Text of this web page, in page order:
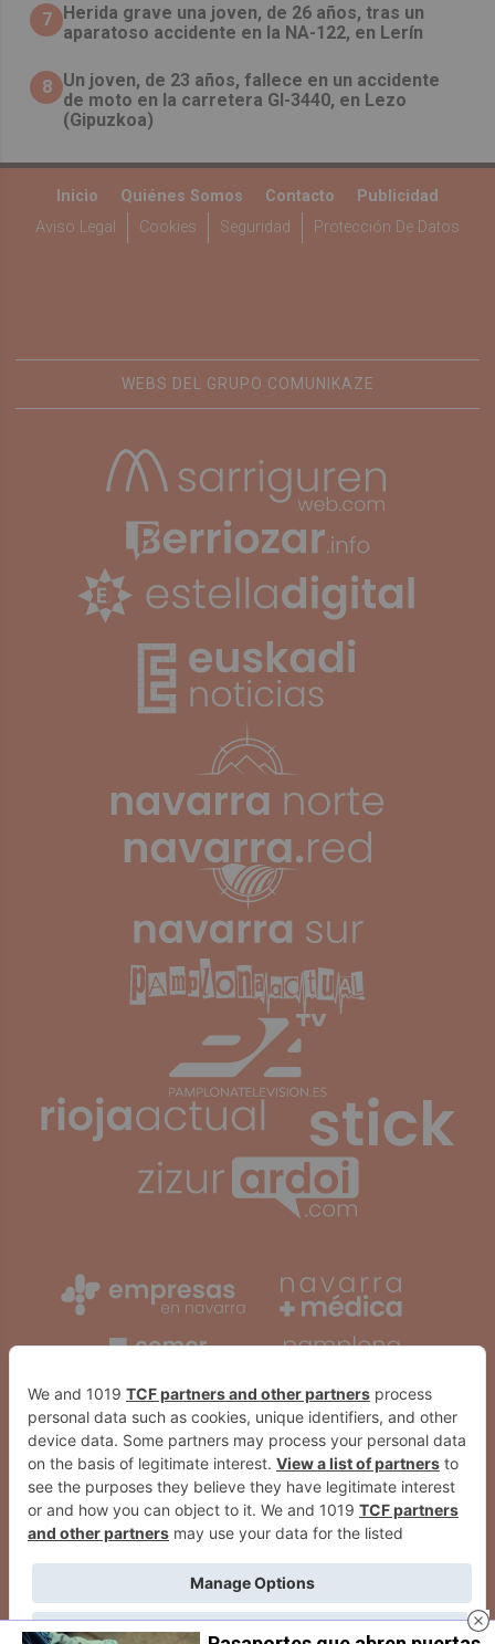
7 Herida grave una joven, de 26 años, tras un
aparatoso accidente en la NA-122, en Lerín
8 Un joven, de 23 años, fallece en un accidente
de moto en la carretera GI-3440, en Lezo
(Gipuzkoa)
Inicio Quiénes Somos Contacto
Publicidad
Aviso Legal
Cookies Seguridad Protección De Datos
WEBS DEL GRUPO COMUNIKAZE